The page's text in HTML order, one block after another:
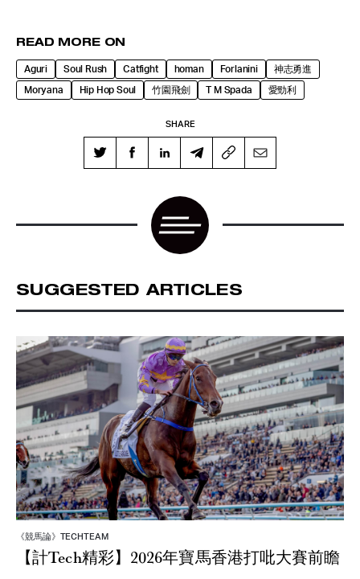
READ MORE ON
Aguri Soul Rush Catfight homan Forlanini 神志勇進
Moryana Hip Hop Soul 竹園飛劍 T M Spada 愛勁利
SHARE
SUGGESTED ARTICLES
《競馬論》TECHTEAM
【計Tech精彩】2026年寶馬香港打吡大賽前瞻